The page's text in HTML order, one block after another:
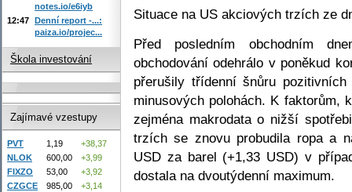
Situace na US akciových trzích ze
Před posledním obchodním
obchodování odehrálo v poněkud
přerušily třídenní šnůru
minusových polohách. K faktorům,
zejména makrodata o nižší
trzích se znovu probudila ropa a
USD za barel (+1,33 USD) v
dostala na dvoutýdenní maximum.
notes.io/e6iyb
12:47 Denní report -...:
paiza.io/projec...
Škola investování
Zajímavé vzestupy
PVT 1,19
+38,37
NLOK
600,00
+3,99
FIXZO
53,00
+3,92
CZGCE
985,00
+3,14